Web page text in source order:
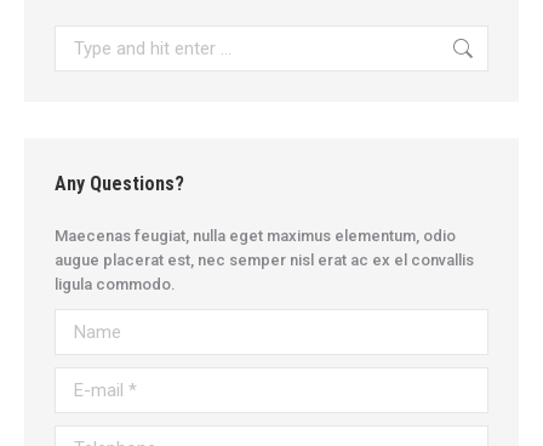
Any Questions?
Maecenas feugiat, nulla eget maximus elementum, odio
augue placerat est, nec semper nisl erat ac ex el convallis
ligula commodo.